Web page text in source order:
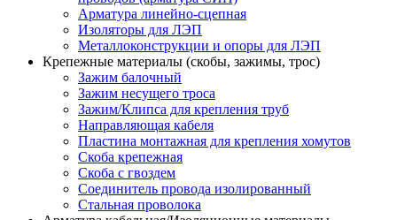
Арматура линейно-сцепная
Изоляторы для ЛЭП
Металлоконструкции и опоры для ЛЭП
Крепежные материалы (скобы, зажимы, трос)
Зажим балочный
Зажим несущего троса
Зажим/Клипса для крепления труб
Направляющая кабеля
Пластина монтажная для крепления хомутов
Скоба крепежная
Скоба с гвоздем
Соединитель провода изолированный
Стальная проволока